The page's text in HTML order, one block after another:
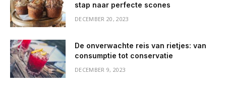
stap naar perfecte scones
DECEMBER 20, 2023
De onverwachte reis van rietjes: van
consumptie tot conservatie
DECEMBER 9, 2023